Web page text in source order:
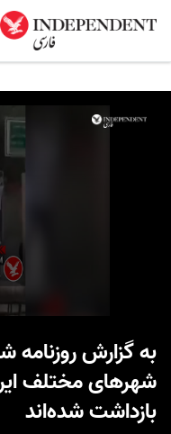
شهرهای مختلف
بازداشت شده‌اند